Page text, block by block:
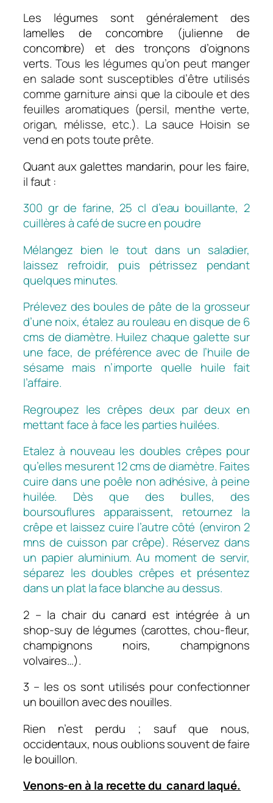
Les légumes sont généralement des
lamelles de concombre (julienne de
concombre) et des tronçons d’oignons
verts. Tous les légumes qu’on peut manger
en salade sont susceptibles d’être utilisés
comme garniture ainsi que la ciboule et des
feuilles aromatiques (persil, menthe verte,
origan, mélisse, etc.). La sauce Hoisin se
vend en pots toute prête.
Quant aux galettes mandarin, pour les faire,
il faut :
300 gr de farine, 25 cl d’eau bouillante, 2
cuillères à café de sucre en poudre
Mélangez bien le tout dans un saladier,
laissez refroidir, puis pétrissez pendant
quelques minutes.
Prélevez des boules de pâte de la grosseur
d’une noix, étalez au rouleau en disque de 6
cms de diamètre. Huilez chaque galette sur
une face, de préférence avec de l’huile de
sésame mais n’importe quelle huile fait
l’affaire.
Regroupez les crêpes deux par deux en
mettant face à face les parties huilées.
Etalez à nouveau les doubles crêpes pour
qu’elles mesurent 12 cms de diamètre. Faites
cuire dans une poêle non adhésive, à peine
huilée. Dès que des bulles, des
boursouflures apparaissent, retournez la
crêpe et laissez cuire l’autre côté (environ 2
mns de cuisson par crêpe). Réservez dans
un papier aluminium. Au moment de servir,
séparez les doubles crêpes et présentez
dans un plat la face blanche au dessus.
2 – la chair du canard est intégrée à un
shop-suy de légumes (carottes, chou-fleur,
champignons noirs, champignons
volvaires…).
3 – les os sont utilisés pour confectionner
un bouillon avec des nouilles.
Rien n’est perdu ; sauf que nous,
occidentaux, nous oublions souvent de faire
le bouillon.
Venons-en à la recette du canard laqué.